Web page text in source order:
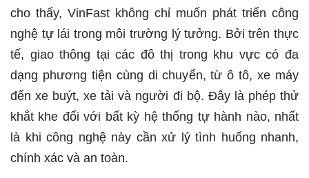
cho thấy, VinFast không chỉ muốn phát triển công
nghệ tự lái trong môi trường lý tưởng. Bởi trên thực
tế, giao thông tại các đô thị trong khu vực có đa
dạng phương tiện cùng di chuyển, từ ô tô, xe máy
đến xe buýt, xe tải và người đi bộ. Đây là phép thử
khắt khe đối với bất kỳ hệ thống tự hành nào, nhất
là khi công nghệ này cần xử lý tình huống nhanh,
chính xác và an toàn.